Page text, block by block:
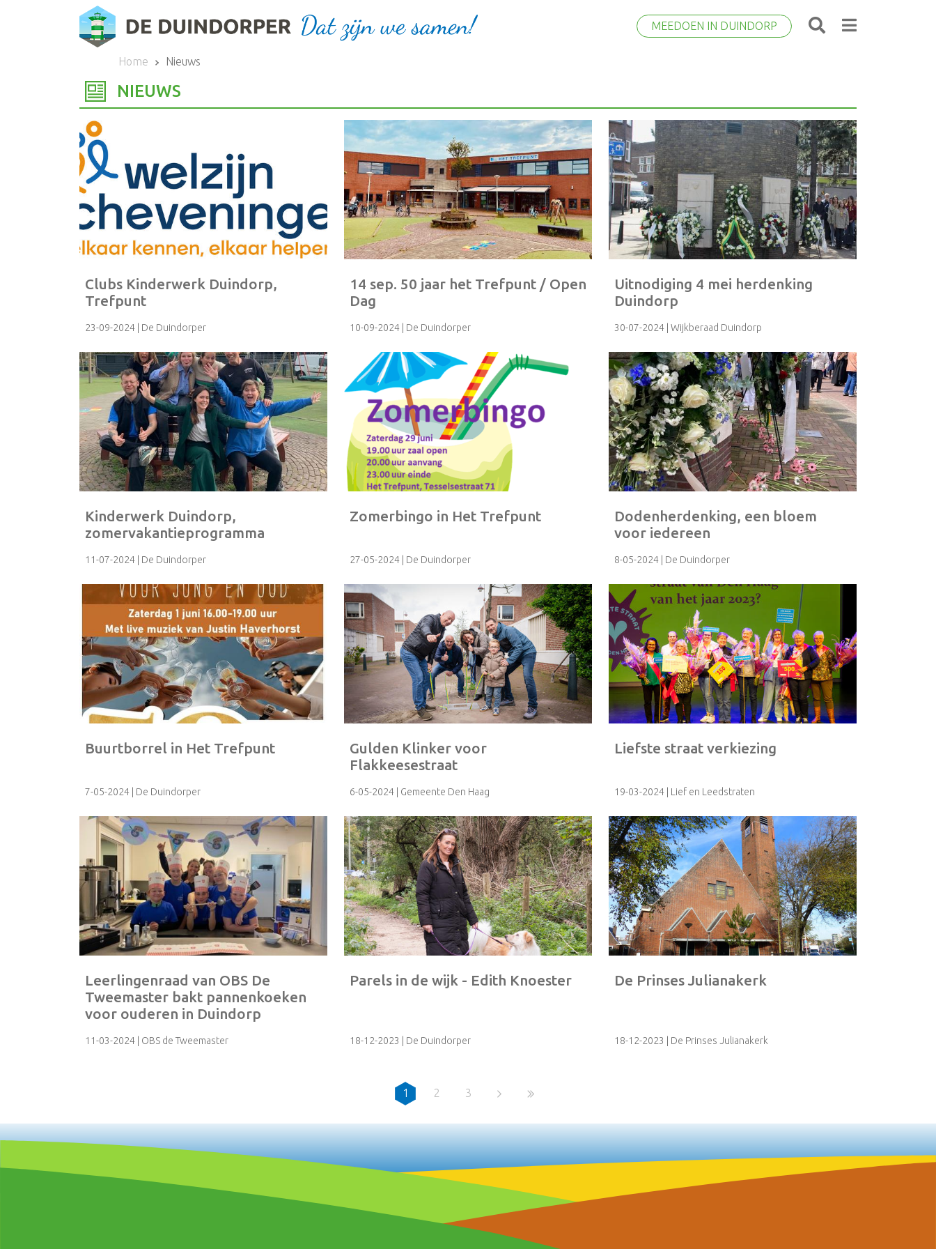
MEEDOEN IN DUINDORP
Home Nieuws
NIEUWS
Clubs Kinderwerk Duindorp,
Trefpunt
23-09-2024 | De Duindorper
14 sep. 50 jaar het Trefpunt / Open
Dag
10-09-2024 | De Duindorper
Uitnodiging 4 mei herdenking
Duindorp
30-07-2024 | Wijkberaad Duindorp
Kinderwerk Duindorp,
zomervakantieprogramma
11-07-2024 | De Duindorper
Zomerbingo in Het Trefpunt
27-05-2024 | De Duindorper
Dodenherdenking, een bloem
voor iedereen
8-05-2024 | De Duindorper
Buurtborrel in Het Trefpunt
7-05-2024 | De Duindorper
Gulden Klinker voor
Flakkeesestraat
6-05-2024 | Gemeente Den Haag
Liefste straat verkiezing
19-03-2024 | Lief en Leedstraten
Leerlingenraad van OBS De
Tweemaster bakt pannenkoeken
voor ouderen in Duindorp
11-03-2024 | OBS de Tweemaster
Parels in de wijk - Edith Knoester
18-12-2023 | De Duindorper
De Prinses Julianakerk
18-12-2023 | De Prinses Julianakerk
1 2 3